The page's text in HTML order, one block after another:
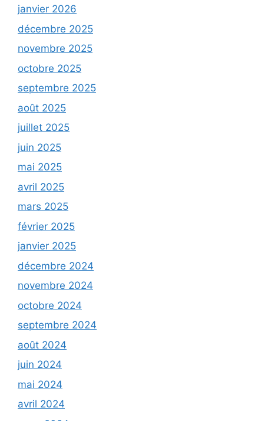
janvier 2026
décembre 2025
novembre 2025
octobre 2025
septembre 2025
août 2025
juillet 2025
juin 2025
mai 2025
avril 2025
mars 2025
février 2025
janvier 2025
décembre 2024
novembre 2024
octobre 2024
septembre 2024
août 2024
juin 2024
mai 2024
avril 2024